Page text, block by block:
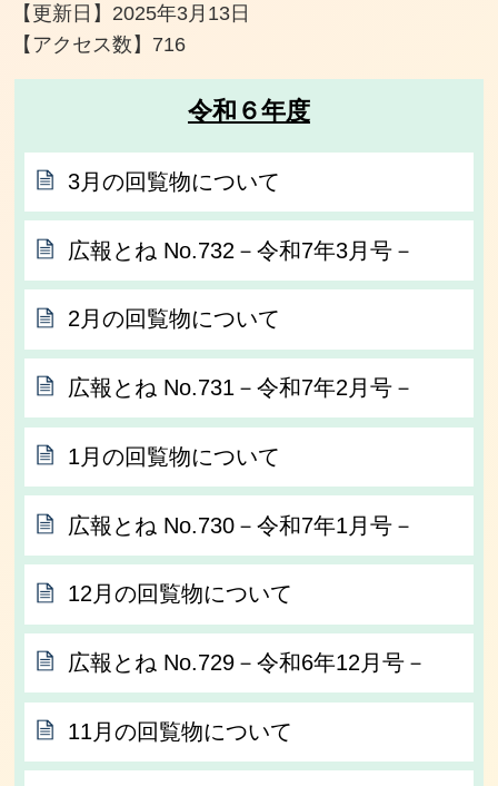
【更新日】 2025年3月13日
【アクセス数】 716
令和６年度
3月の回覧物について
広報とね No.732－令和7年3月号－
2月の回覧物について
広報とね No.731－令和7年2月号－
1月の回覧物について
広報とね No.730－令和7年1月号－
12月の回覧物について
広報とね No.729－令和6年12月号－
11月の回覧物について